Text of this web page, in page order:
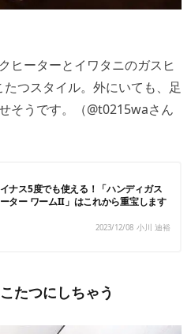
ヒーターとイワタニのガスヒ
つスタイル。外にいても、足
そうです。（@t0215waさん
ナス5度でも使える！「ハンディガス
ター ワームII」はこれから重宝します
2023/12/08 小川 迪裕
たつにしちゃう